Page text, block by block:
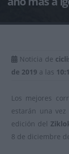
Noticia de
de 2019 a las
Los mejores
estarán una vez
edición del
8 de diciembre